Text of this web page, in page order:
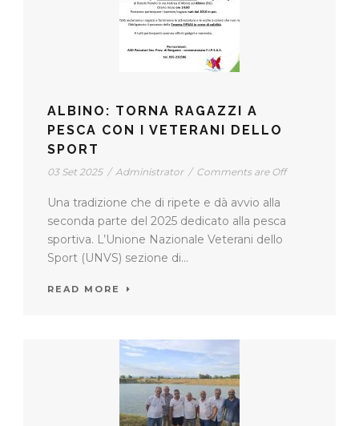
ALBINO: TORNA RAGAZZI A
PESCA CON I VETERANI DELLO
SPORT
03 Set 2025 / Administrator / Comments are Off
Una tradizione che di ripete e dà avvio alla
seconda parte del 2025 dedicato alla pesca
sportiva. L’Unione Nazionale Veterani dello
Sport (UNVS) sezione di...
READ MORE